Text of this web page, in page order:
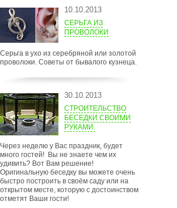
10.10.2013
СЕРЬГА ИЗ
ПРОВОЛОКИ
Серьга в ухо из серебряной или золотой
проволоки. Советы от бывалого кузнеца.
30.10.2013
СТРОИТЕЛЬСТВО
БЕСЕДКИ СВОИМИ
РУКАМИ.
Через неделю у Вас праздник, будет
много гостей! Вы не знаете чем их
удивить? Вот Вам решение!
Оригинальную беседку вы можете очень
быстро построить в своём саду или на
открытом месте, которую с достоинством
отметят Ваши гости!